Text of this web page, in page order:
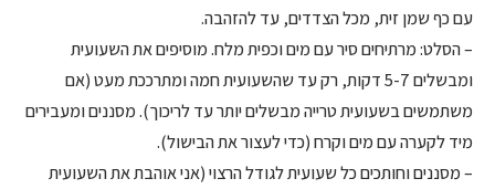
עם כף שמן זית, מכל הצדדים, עד להזהבה.
–הסלט: מרתיחים סיר עם מים וכפית מלח. מוסיפים את השעועית
ומבשלים 5-7 דקות, רק עד שהשעועית חמה ומתרככת מעט (אם
משתמשים בשעועית טרייה מבשלים יותר עד לריכוך). מסננים ומעבירים
מיד לקערה עם מים וקרח (כדי לעצור את הבישול).
– מסננים וחותכים כל שעועית לגודל הרצוי (אני אוהבת את השעועית